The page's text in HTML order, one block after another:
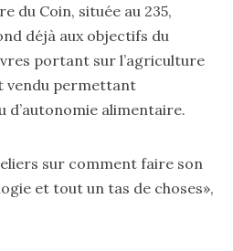
du Coin, située au 235,
déjà aux objectifs du
portant sur l’agriculture
vendu permettant
d’autonomie alimentaire.
sur comment faire son
et tout un tas de choses»,